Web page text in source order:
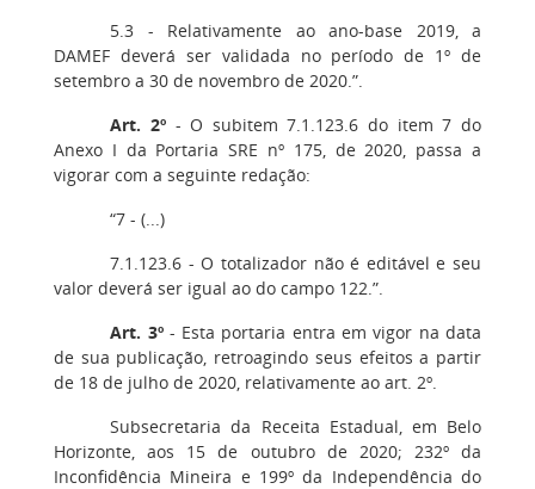
5.3 - Relativamente ao ano-base 2019, a
DAMEF deverá ser validada no período de 1º de
setembro a 30 de novembro de 2020.”.
Art. 2º- O subitem 7.1.123.6 do item 7 do
Anexo I da Portaria SRE nº 175, de 2020, passa a
vigorar com a seguinte redação:
“7 - (...)
7.1.123.6 - O totalizador não é editável e seu
valor deverá ser igual ao do campo 122.”.
Art. 3º- Esta portaria entra em vigor na data
de sua publicação, retroagindo seus efeitos a partir
de 18 de julho de 2020, relativamente ao art. 2º.
Subsecretaria da Receita Estadual, em Belo
Horizonte, aos 15 de outubro de 2020; 232º da
Inconfidência Mineira e 199º da Independência do